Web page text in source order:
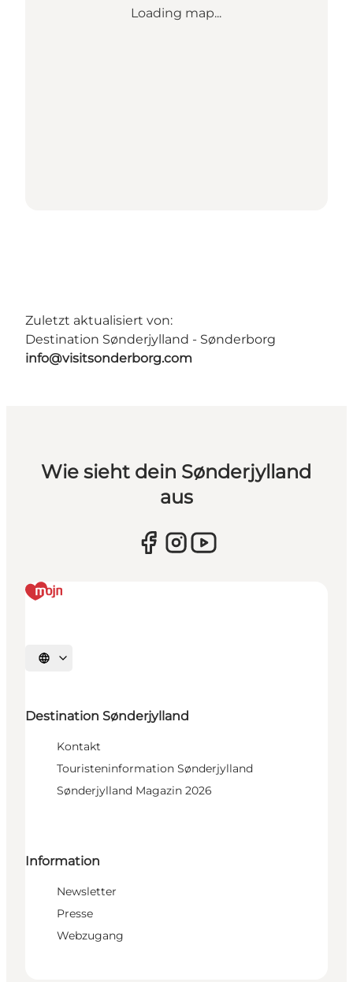
Loading map...
Zuletzt aktualisiert von:
Destination Sønderjylland - Sønderborg
info@visitsonderborg.com
Wie sieht dein Sønderjylland
aus
Sprache auswählen
Destination Sønderjylland
Kontakt
Touristeninformation Sønderjylland
Sønderjylland Magazin 2026
Information
Newsletter
Presse
Webzugang